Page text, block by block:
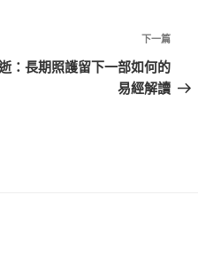
下
一
篇
下一篇
：長期照護留下一部如何的
易經解讀